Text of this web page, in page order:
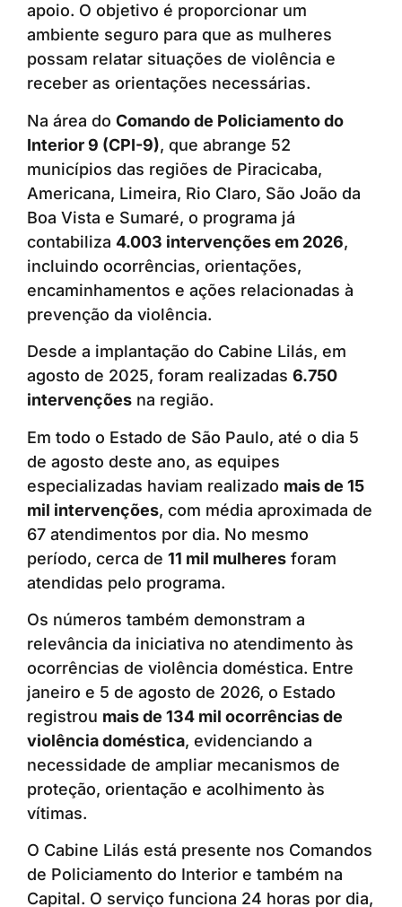
apoio. O objetivo é proporcionar um
ambiente seguro para que as mulheres
possam relatar situações de violência e
receber as orientações necessárias.
Na área do Comando de Policiamento do
Interior 9 (CPI-9), que abrange 52
municípios das regiões de Piracicaba,
Americana, Limeira, Rio Claro, São João da
Boa Vista e Sumaré, o programa já
contabiliza 4.003 intervenções em 2026,
incluindo ocorrências, orientações,
encaminhamentos e ações relacionadas à
prevenção da violência.
Desde a implantação do Cabine Lilás, em
agosto de 2025, foram realizadas 6.750
intervenções na região.
Em todo o Estado de São Paulo, até o dia 5
de agosto deste ano, as equipes
especializadas haviam realizado mais de 15
mil intervenções, com média aproximada de
67 atendimentos por dia. No mesmo
período, cerca de 11 mil mulheres foram
atendidas pelo programa.
Os números também demonstram a
relevância da iniciativa no atendimento às
ocorrências de violência doméstica. Entre
janeiro e 5 de agosto de 2026, o Estado
registrou mais de 134 mil ocorrências de
violência doméstica, evidenciando a
necessidade de ampliar mecanismos de
proteção, orientação e acolhimento às
vítimas.
O Cabine Lilás está presente nos Comandos
de Policiamento do Interior e também na
Capital. O serviço funciona 24 horas por dia,